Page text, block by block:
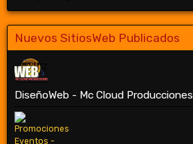
Nuevos SitiosWeb Publicados
DiseñoWeb - Mc Cloud Producciones